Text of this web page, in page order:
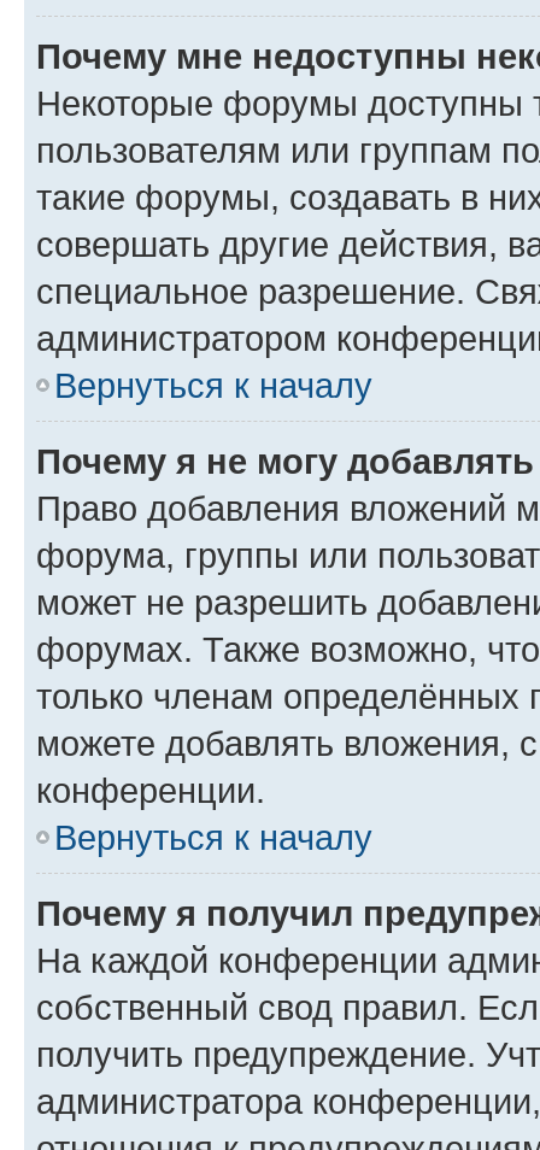
Почему мне недоступны
Некоторые форумы доступны
пользователям или группам
такие форумы, создавать в
совершать другие действия,
специальное разрешение.
администратором
Вернуться к началу
Почему я не могу
Право добавления вложений
форума, группы или
может не разрешить
форумах. Также возможно,
только членам определённых
можете добавлять вложения,
конференции.
Вернуться к началу
Почему я получил
На каждой конференции
собственный свод правил.
получить предупреждение.
администратора